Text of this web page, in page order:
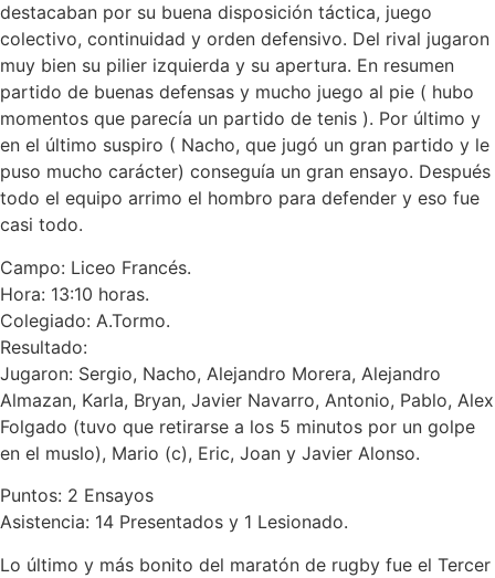
destacaban por su buena disposición táctica, juego
colectivo, continuidad y orden defensivo. Del rival jugaron
muy bien su pilier izquierda y su apertura. En resumen
partido de buenas defensas y mucho juego al pie ( hubo
momentos que parecía un partido de tenis ). Por último y
en el último suspiro ( Nacho, que jugó un gran partido y le
puso mucho carácter) conseguía un gran ensayo. Después
todo el equipo arrimo el hombro para defender y eso fue
casi todo.
Campo: Liceo Francés.
Hora: 13:10 horas.
Colegiado: A.Tormo.
Resultado:
Jugaron: Sergio, Nacho, Alejandro Morera, Alejandro
Almazan, Karla, Bryan, Javier Navarro, Antonio, Pablo, Alex
Folgado (tuvo que retirarse a los 5 minutos por un golpe
en el muslo), Mario (c), Eric, Joan y Javier Alonso.
Puntos: 2 Ensayos
Asistencia: 14 Presentados y 1 Lesionado.
Lo último y más bonito del maratón de rugby fue el Tercer